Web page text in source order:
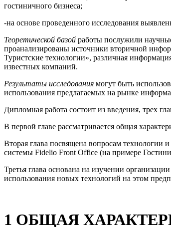
гостиничного бизнеса;
-на основе проведенного исследования
Теоретической базой работы послужили
проанализированы источники вторичной
Туристские технологии», различная
известных компаний.
Результаты исследования могут быть
использования предлагаемых на рынке
Дипломная работа состоит из введения, трех
В первой главе рассматривается общая
Вторая глава посвящена вопросам
системы Fidelio Front Office (на примере
Третья глава основана на изучении
использования новых технологий на этом
1 ОБЩАЯ